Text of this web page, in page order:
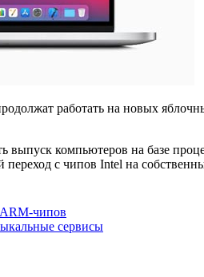
работать на новых
компьютеров на базе
с чипов Intel на
чипов
сервисы